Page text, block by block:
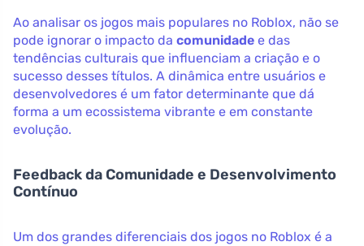
Ao analisar os jogos mais populares no Roblox, não se
pode ignorar o impacto da comunidade e das
tendências culturais que influenciam a criação e o
sucesso desses títulos. A dinâmica entre usuários e
desenvolvedores é um fator determinante que dá
forma a um ecossistema vibrante e em constante
evolução.
Feedback da Comunidade e Desenvolvimento
Contínuo
Um dos grandes diferenciais dos jogos no Roblox é a